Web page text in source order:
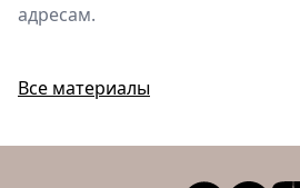
адресам.
Все материалы